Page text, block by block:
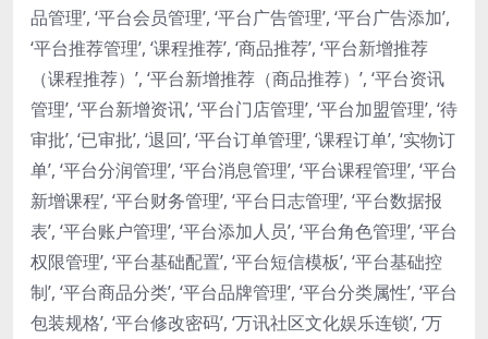
品管理’, ‘平台会员管理’, ‘平台广告管理’, ‘平台广告添加’,
‘平台推荐管理’, ‘课程推荐’, ‘商品推荐’, ‘平台新增推荐
（课程推荐）’, ‘平台新增推荐（商品推荐）’, ‘平台资讯
管理’, ‘平台新增资讯’, ‘平台门店管理’, ‘平台加盟管理’, ‘待
审批’, ‘已审批’, ‘退回’, ‘平台订单管理’, ‘课程订单’, ‘实物订
单’, ‘平台分润管理’, ‘平台消息管理’, ‘平台课程管理’, ‘平台
新增课程’, ‘平台财务管理’, ‘平台日志管理’, ‘平台数据报
表’, ‘平台账户管理’, ‘平台添加人员’, ‘平台角色管理’, ‘平台
权限管理’, ‘平台基础配置’, ‘平台短信模板’, ‘平台基础控
制’, ‘平台商品分类’, ‘平台品牌管理’, ‘平台分类属性’, ‘平台
包装规格’, ‘平台修改密码’, ‘万讯社区文化娱乐连锁’, ‘万